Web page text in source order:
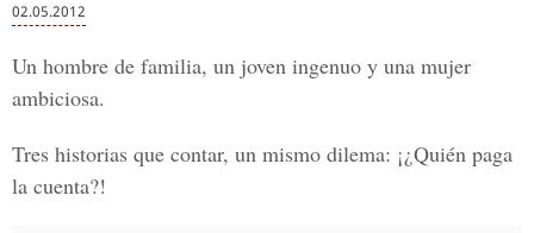
02.05.2012
Un hombre de familia, un joven ingenuo y una mujer
ambiciosa.
Tres historias que contar, un mismo dilema: ¡¿Quién paga
la cuenta?!